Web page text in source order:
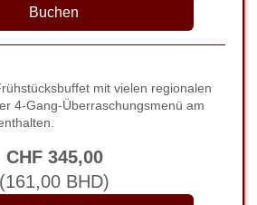
mit vielen regionalen
4-Gang-Überraschungsmenü am
CHF 345,00
(161,00 BHD)